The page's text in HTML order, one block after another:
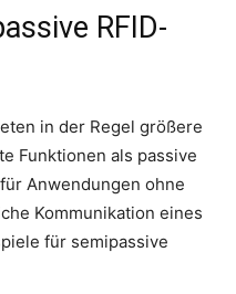
RFID-
in der Regel größere
Funktionen als passive
Anwendungen ohne
Kommunikation eines
für semipassive